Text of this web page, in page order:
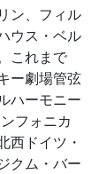
ン、フィル
ウス・ベル
これまで
ー劇場管弦
ハーモニー
フォニカ
西ドイツ・
クム・バー